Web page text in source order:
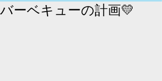
バーベキューの計画💛